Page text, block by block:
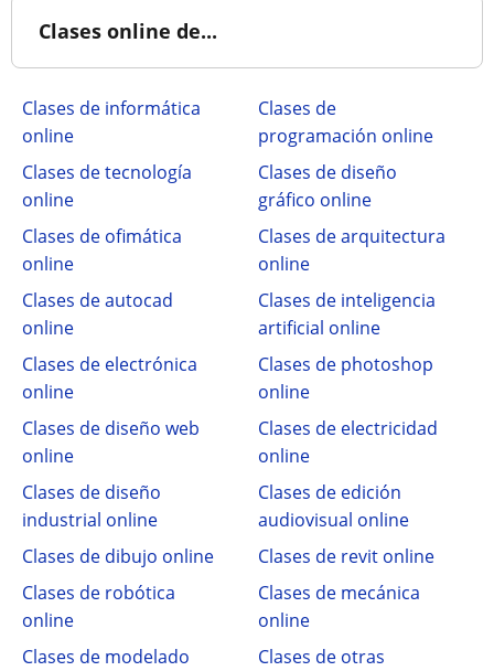
Clases online de...
Clases de informática
online
Clases de
programación online
Clases de tecnología
online
Clases de diseño
gráfico online
Clases de ofimática
online
Clases de arquitectura
online
Clases de autocad
online
Clases de inteligencia
artificial online
Clases de electrónica
online
Clases de photoshop
online
Clases de diseño web
online
Clases de electricidad
online
Clases de diseño
industrial online
Clases de edición
audiovisual online
Clases de dibujo online
Clases de revit online
Clases de robótica
online
Clases de mecánica
online
Clases de modelado
Clases de otras